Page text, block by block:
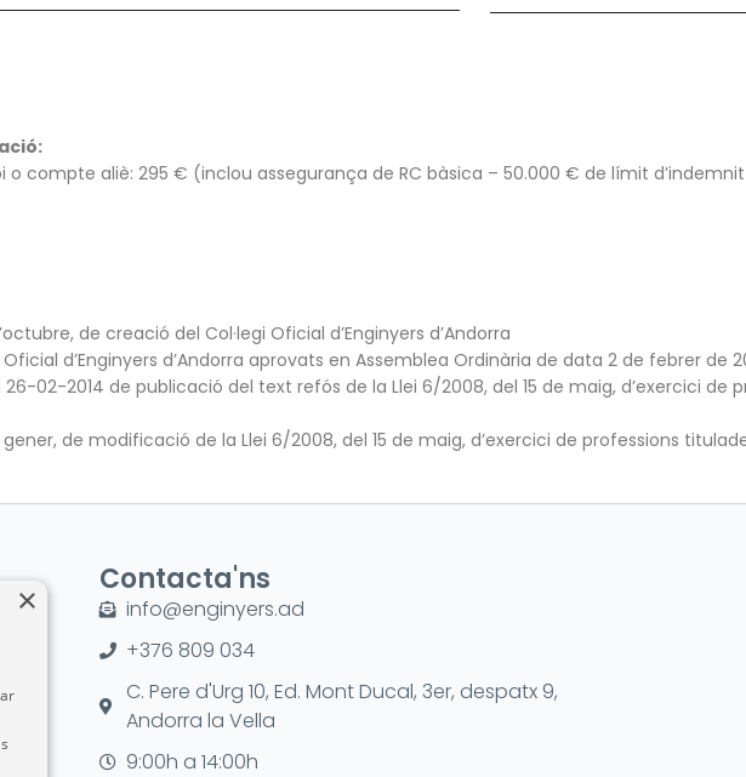
o compte aliè: 295 € (inclou assegurança de RC bàsica – 50.000 € de límit
de creació del Col·legi Oficial d’Enginyers d’Andorra
d’Enginyers d’Andorra aprovats en Assemblea Ordinària de data 2 de febrer de
02-2014 de publicació del text refós de la Llei 6/2008, del 15 de maig, d’exercici de
gener, de modificació de la Llei 6/2008, del 15 de maig, d’exercici de professions
Contacta'ns
info@enginyers.ad
+376 809 034
C. Pere d'Urg 10, Ed. Mont Ducal, 3er, despatx 9,
Andorra la Vella
9:00h a 14:00h
×